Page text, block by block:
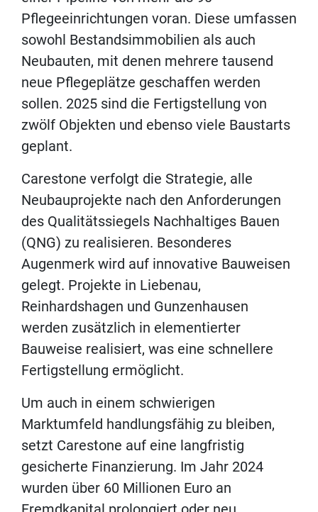
Pflegeeinrichtungen voran. Diese umfassen
sowohl Bestandsimmobilien als auch
Neubauten, mit denen mehrere tausend
neue Pflegeplätze geschaffen werden
sollen. 2025 sind die Fertigstellung von
zwölf Objekten und ebenso viele Baustarts
geplant.
Carestone verfolgt die Strategie, alle
Neubauprojekte nach den Anforderungen
des Qualitätssiegels Nachhaltiges Bauen
(QNG) zu realisieren. Besonderes
Augenmerk wird auf innovative Bauweisen
gelegt. Projekte in Liebenau,
Reinhardshagen und Gunzenhausen
werden zusätzlich in elementierter
Bauweise realisiert, was eine schnellere
Fertigstellung ermöglicht.
Um auch in einem schwierigen
Marktumfeld handlungsfähig zu bleiben,
setzt Carestone auf eine langfristig
gesicherte Finanzierung. Im Jahr 2024
wurden über 60 Millionen Euro an